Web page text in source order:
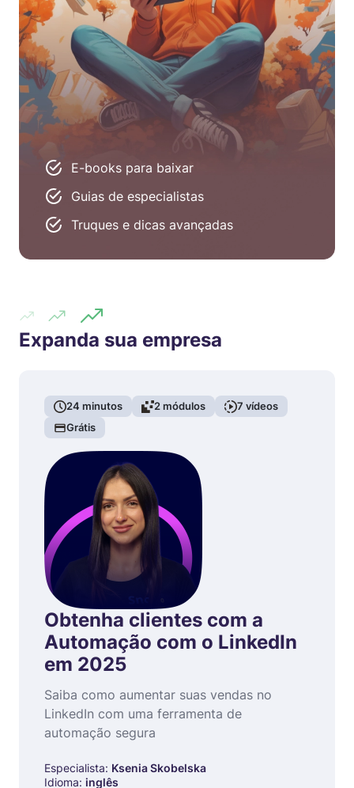
E-books para baixar
Guias de especialistas
Truques e dicas avançadas
Expanda sua empresa
24 minutos 2módulos 7 vídeos
Grátis
Obtenha clientes com a
Automação com o LinkedIn
em 2025
Saiba como aumentar suas vendas no
LinkedIn com uma ferramenta de
automação segura
Especialista: Ksenia Skobelska
Idioma: inglês